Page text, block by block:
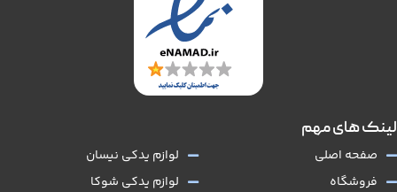
لینک های مهم
صفحه اصلی
فروشگاه
لوازم یدکی نیسان
لوازم یدکی شوکا